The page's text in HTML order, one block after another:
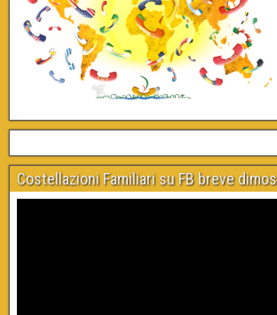
Costellazioni Familiari su FB breve